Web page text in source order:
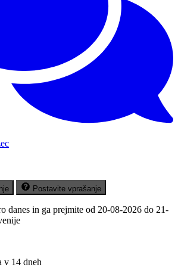
Postavite vprašanje
danes in ga prejmite od 20-08-2026 do 21-
v 14 dneh